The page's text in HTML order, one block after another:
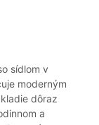
sídlom v
moderným
dôraz
a